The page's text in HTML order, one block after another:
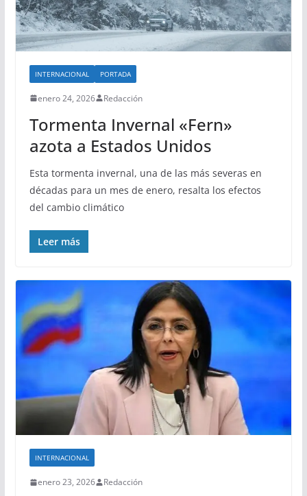
INTERNACIONAL PORTADA
enero 24, 2026 Redacción
Tormenta Invernal «Fern»
azota a Estados Unidos
Esta tormenta invernal, una de las más severas en
décadas para un mes de enero, resalta los efectos
del cambio climático
Leer más
INTERNACIONAL
enero 23, 2026 Redacción